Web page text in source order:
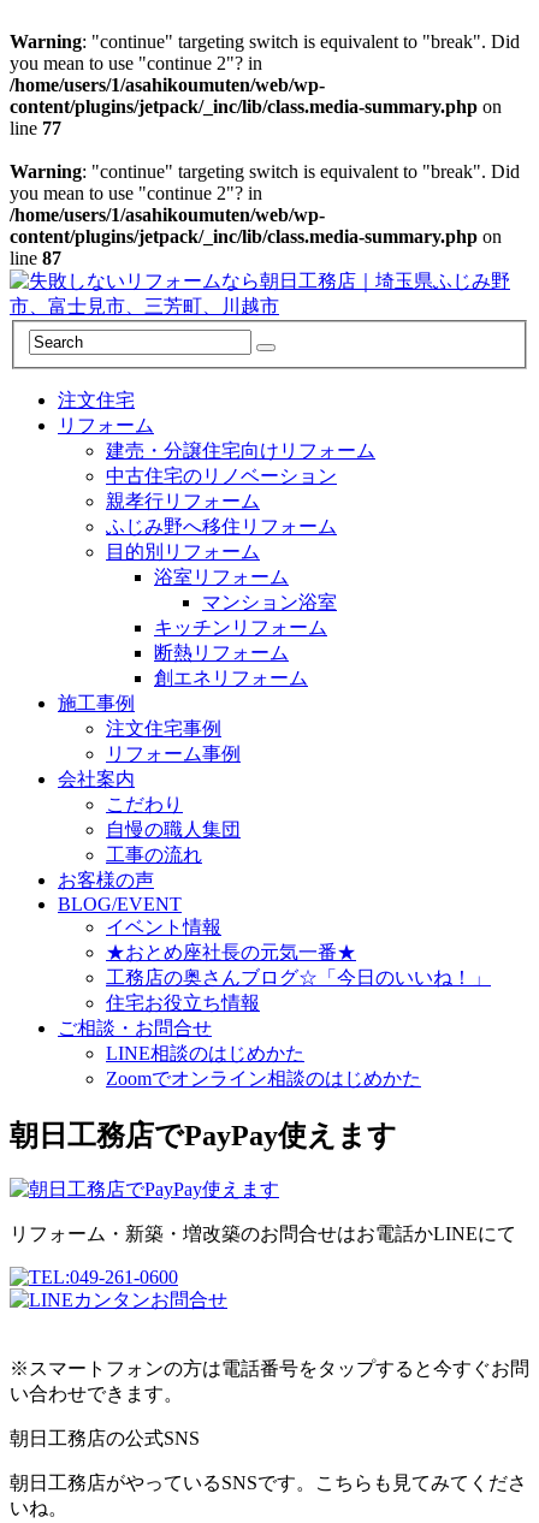
Warning: "continue" targeting switch is equivalent to "break". Did
you mean to use "continue 2"? in
/home/users/1/asahikoumuten/web/wp-
content/plugins/jetpack/_inc/lib/class.media-summary.php on
line 77
Warning: "continue" targeting switch is equivalent to "break". Did
you mean to use "continue 2"? in
/home/users/1/asahikoumuten/web/wp-
content/plugins/jetpack/_inc/lib/class.media-summary.php on
line 87
注文住宅
リフォーム
建売・分譲住宅向けリフォーム
中古住宅のリノベーション
親孝行リフォーム
ふじみ野へ移住リフォーム
目的別リフォーム
浴室リフォーム
マンション浴室
キッチンリフォーム
断熱リフォーム
創エネリフォーム
施工事例
注文住宅事例
リフォーム事例
会社案内
こだわり
自慢の職人集団
工事の流れ
お客様の声
BLOG/EVENT
イベント情報
★おとめ座社長の元気一番★
工務店の奥さんブログ☆「今日のいいね！」
住宅お役立ち情報
ご相談・お問合せ
LINE相談のはじめかた
Zoomでオンライン相談のはじめかた
朝日工務店でPayPay使えます
リフォーム・新築・増改築のお問合せはお電話かLINEにて
※スマートフォンの方は電話番号をタップすると今すぐお問
い合わせできます。
朝日工務店の公式SNS
朝日工務店がやっているSNSです。こちらも見てみてくださ
いね。